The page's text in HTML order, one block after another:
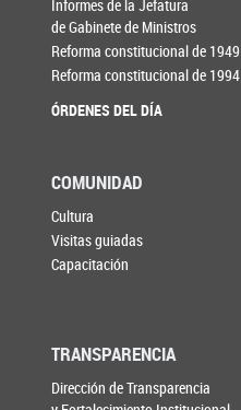
Informes de la Jefatura
de Gabinete de Ministros
Reforma constitucional de 1949
Reforma constitucional de 1994
ÓRDENES DEL DÍA
COMUNIDAD
Cultura
Visitas guiadas
Capacitación
TRANSPARENCIA
Dirección de Transparencia